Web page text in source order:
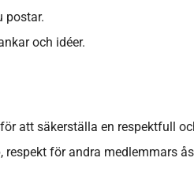
postar.
och idéer.
att säkerställa en respektfull
respekt för andra medlemmars